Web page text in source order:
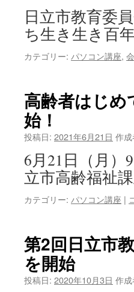
日立市教育委
ち生き生き百
カテゴリー: パソコン講座,
高齢者はじめ
始！
投稿日: 2021年6月21日 作
6月21日（月
立市高齢福祉
カテゴリー: パソコン講座 |
第2回日立市
を開始
投稿日: 2020年10月3日 作